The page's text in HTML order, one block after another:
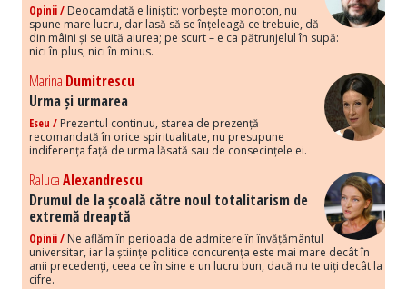
Opinii / Deocamdată e liniștit: vorbește monoton, nu
spune mare lucru, dar lasă să se înțeleagă ce trebuie, dă
din mâini și se uită aiurea; pe scurt – e ca pătrunjelul în supă:
nici în plus, nici în minus.
Marina Dumitrescu
Urma și urmarea
Eseu / Prezentul continuu, starea de prezență
recomandată în orice spiritualitate, nu presupune
indiferența față de urma lăsată sau de consecințele ei.
RalucaAlexandrescu
Drumul de la școală către noul totalitarism de
extremă dreaptă
Opinii / Ne aflăm în perioada de admitere în învățământul
universitar, iar la științe politice concurența este mai mare decât în
anii precedenți, ceea ce în sine e un lucru bun, dacă nu te uiți decât la
cifre.